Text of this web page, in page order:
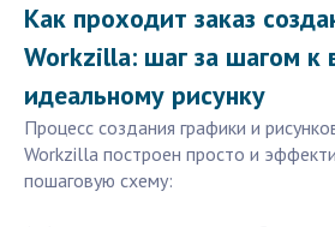
Как проходит заказ
Workzilla: шаг за шагом к
идеальному рисунку
Процесс создания графики и
Workzilla построен просто и
пошаговую схему: